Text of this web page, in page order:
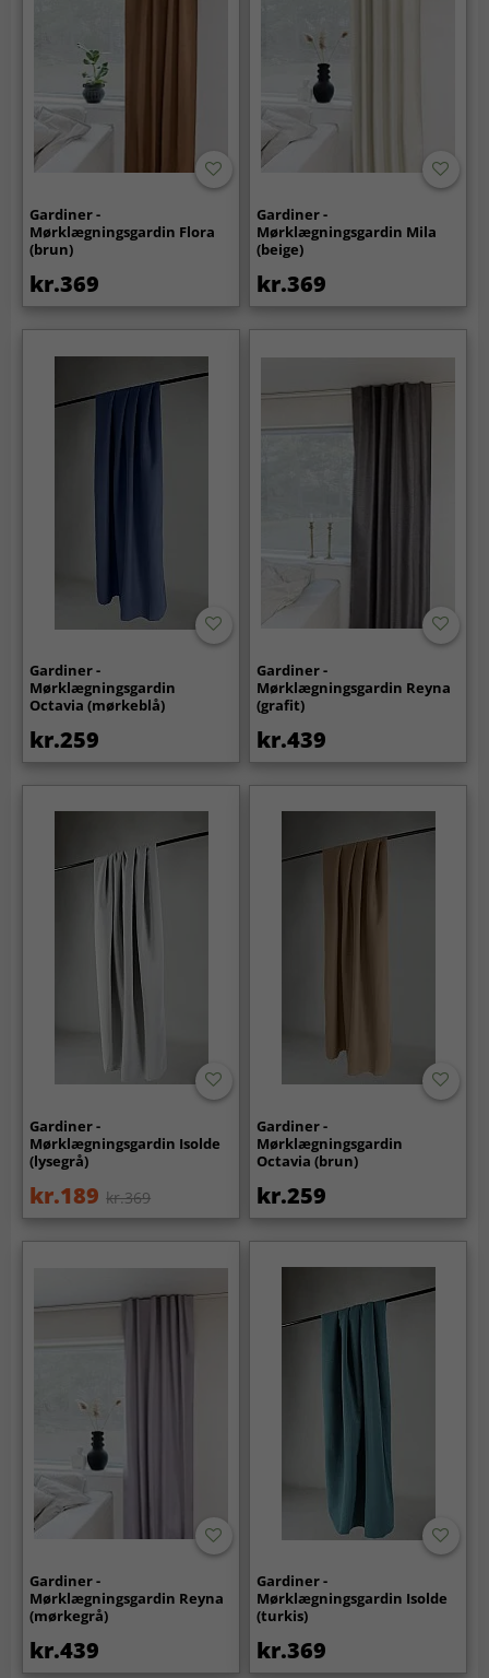
Gardiner -
Mørklægningsgardin Flora
(brun)
kr.369
Gardiner -
Mørklægningsgardin Mila
(beige)
kr.369
Gardiner -
Mørklægningsgardin
Octavia (mørkeblå)
kr.259
Gardiner -
Mørklægningsgardin Reyna
(grafit)
kr.439
Gardiner -
Mørklægningsgardin Isolde
(lysegrå)
kr.189 kr.369
Gardiner -
Mørklægningsgardin
Octavia (brun)
kr.259
Gardiner -
Mørklægningsgardin Reyna
(mørkegrå)
kr.439
Gardiner -
Mørklægningsgardin Isolde
(turkis)
kr.369